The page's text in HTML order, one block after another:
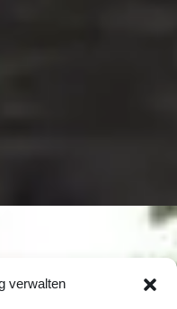
verwalten